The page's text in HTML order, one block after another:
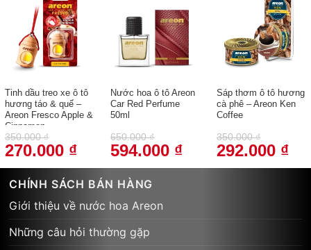
Tinh dầu treo xe ô tô
hương táo & quế –
Areon Fresco Apple &
Cinnamon
350.000₫
Giá
gốc
270.000 ₫
270.000 ₫.
Nước hoa ô tô Areon
Car Red Perfume
50ml
650.000₫
Giá
gốc
594.000 ₫
Sáp thơm ô tô hương
cà phê – Areon Ken
Coffee
350.000₫
Giá
gốc
292.000 ₫
CHÍNH SÁCH BÁN HÀNG
Giới thiệu về nước hoa Areon
Những câu hỏi thường gặp